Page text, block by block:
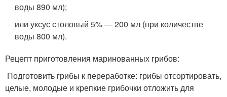
воды 890 мл);
или уксус столовый 5% — 200 мл (при количестве
воды 800 мл).
Рецепт приготовления маринованных грибов:
Подготовить грибы к переработке: грибы отсортировать,
целые, молодые и крепкие грибочки отложить для